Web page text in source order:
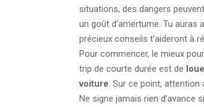
situations, des dangers
un goût d’amertume. Tu
précieux conseils t’aideront à
Pour commencer, le mieux
trip de courte durée est de
voiture . Sur ce point,
Ne signe jamais rien d’avance